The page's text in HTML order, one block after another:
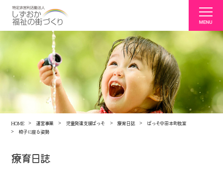
HOME 運営事業 児童発達支援ぱっそ 療育日誌
ぱっそ中田本町教室
椅子に座る姿勢
療育日誌